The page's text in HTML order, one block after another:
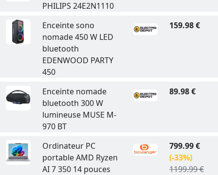
PHILIPS 24E2N1110
Enceinte sono
nomade 450 W LED
bluetooth
EDENWOOD PARTY
450
159.98 €
Enceinte nomade
bluetooth 300 W
lumineuse MUSE M-
970 BT
89.98 €
Ordinateur PC
portable AMD Ryzen
AI 7 350 14 pouces
799.99 €
(-33%)
1199.99 €